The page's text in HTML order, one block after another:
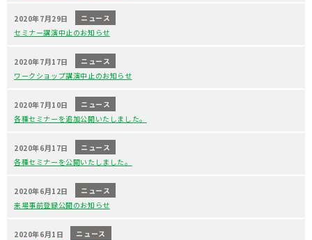
2020年7月29日
ニュース
セミナー講演中止のお知らせ
2020年7月17日
ニュース
ワークショップ講演中止のお知らせ
2020年7月10日
ニュース
各種セミナーを追加公開いたしました。
2020年6月17日
ニュース
各種セミナーを公開いたしました。
2020年6月12日
ニュース
来場事前登録公開のお知らせ
2020年6月1日
ニュース